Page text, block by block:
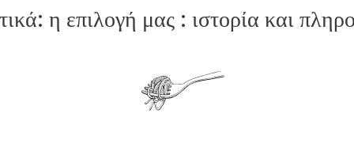
η επιλογή μας : ιστορία και